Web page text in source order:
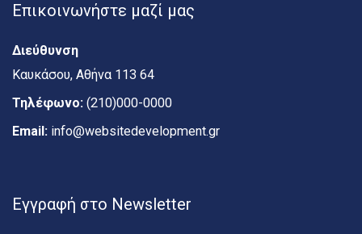
Επικοινωνήστε μαζί μας
Διεύθυνση
Καυκάσου, Αθήνα 113 64
Τηλέφωνο: (210)000-0000
Email: info@websitedevelopment.gr
Εγγραφή στο Newsletter